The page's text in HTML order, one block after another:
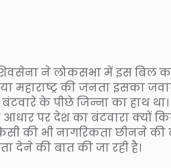
ने लोकसभा में इस बिल
महाराष्ट्र की जनता इसका
के पीछे जिन्ना का हाथ था।
पर देश का बंटवारा क्यों
की भी नागरिकता छीनने की
देने की बात की जा रही है।